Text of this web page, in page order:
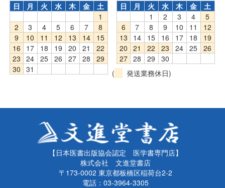
日
月 火 水 木 金
土
1
2
3 4 5 6 7
8
9
10 11 12 13 14
15
16
17 18 19 20 21
22
23
24 25 26 27 28
29
30
31
日
月 火 水 木 金
土
1
2 3 4
5
6
7 8 9 10 11
12
13
14 15 16 17 18
19
20
21 22 23 24 25
26
27 28 29
30
(
発送業務休日)
【日本医書出版協会認定 医学書専門店】
株式会社 文進堂書店
〒173-0002 東京都板橋区稲荷台2-2
電話：03-3964-3305